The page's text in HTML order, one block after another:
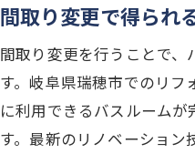
間取り変更で得られ
間取り変更を行うことで
す。岐阜県瑞穂市でのリ
に利用できるバスルーム
す。最新のリノベーション